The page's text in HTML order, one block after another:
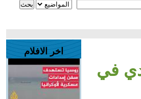
في
اخر الافلام